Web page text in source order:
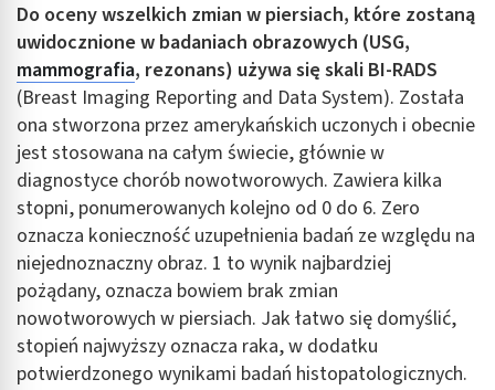
Do oceny wszelkich zmian w piersiach, które zostaną
uwidocznione w badaniach obrazowych (USG,
mammografia, rezonans) używa się skali BI-RADS
(Breast Imaging Reporting and Data System). Została
ona stworzona przez amerykańskich uczonych i obecnie
jest stosowana na całym świecie, głównie w
diagnostyce chorób nowotworowych. Zawiera kilka
stopni, ponumerowanych kolejno od 0 do 6. Zero
oznacza konieczność uzupełnienia badań ze względu na
niejednoznaczny obraz. 1 to wynik najbardziej
pożądany, oznacza bowiem brak zmian
nowotworowych w piersiach. Jak łatwo się domyślić,
stopień najwyższy oznacza raka, w dodatku
potwierdzonego wynikami badań histopatologicznych.